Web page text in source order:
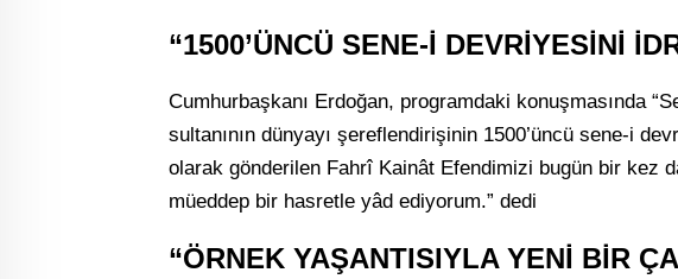
“1500’ÜNCÜ SENE-İ DEVRİYESİNİ
Cumhurbaşkanı Erdoğan, programdaki konuşmasında
sultanının dünyayı şereflendirişinin 1500’üncü sene-i
olarak gönderilen Fahrî Kainât Efendimizi bugün bir kez
müeddep bir hasretle yâd ediyorum.” dedi
“ÖRNEK YAŞANTISIYLA YENİ BİR